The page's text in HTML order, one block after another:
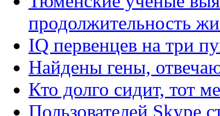
продолжительность
IQ первенцев на три
Найдены гены,
Кто долго сидит, тот
Пользователей Skype